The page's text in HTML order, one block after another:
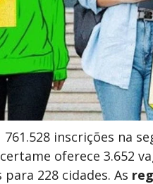
inscrições na
certame oferece 3.652
228 cidades. As